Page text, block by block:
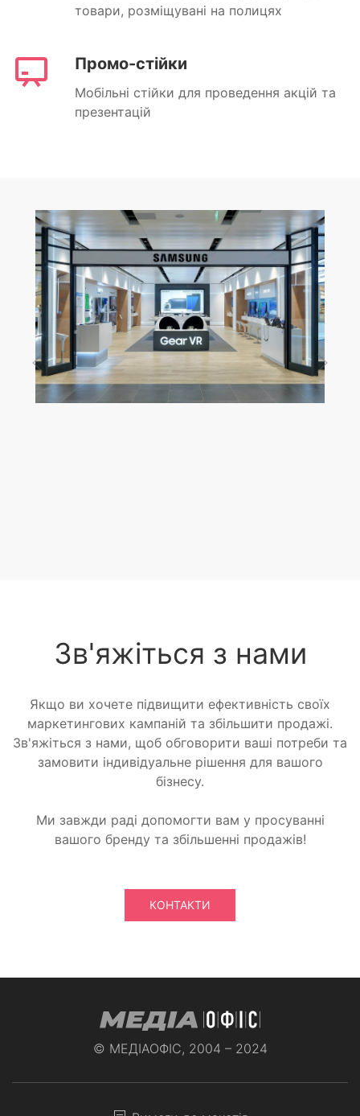
товари, розміщувані на полицях
Промо-стійки
Мобільні стійки для проведення акцій та
презентацій
Зв'яжіться з нами
Якщо ви хочете підвищити ефективність своїх
маркетингових кампаній та збільшити продажі.
Зв'яжіться з нами, щоб обговорити ваші потреби та
замовити індивідуальне рішення для вашого
бізнесу.
Ми завжди раді допомогти вам у просуванні
вашого бренду та збільшенні продажів!
КОНТАКТИ
© МЕДІАОФІС, 2004 – 2024